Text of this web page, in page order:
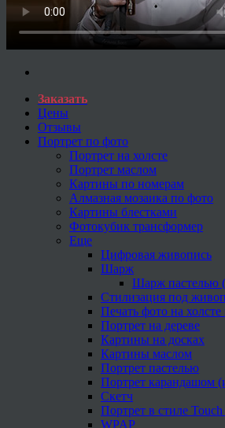
Заказать
Цены
Отзывы
Портрет по фото
Портрет на холсте
Портрет маслом
Картины по номерам
Алмазная мозаика по фото
Картины блестками
Фотокубик трансформер
Еще
Цифровая живопись
Шарж
Шарж пастелью
Стилизация под
Печать фото на
Портрет на дереве
Картины на досках
Картины маслом
Портрет пастелью
Портрет карандашом
Скетч
Портрет в стиле
WPAP